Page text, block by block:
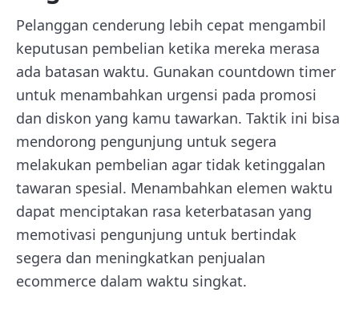
Pelanggan cenderung lebih cepat mengambil
keputusan pembelian ketika mereka merasa
ada batasan waktu. Gunakan countdown timer
untuk menambahkan urgensi pada promosi
dan diskon yang kamu tawarkan. Taktik ini bisa
mendorong pengunjung untuk segera
melakukan pembelian agar tidak ketinggalan
tawaran spesial. Menambahkan elemen waktu
dapat menciptakan rasa keterbatasan yang
memotivasi pengunjung untuk bertindak
segera dan meningkatkan penjualan
ecommerce dalam waktu singkat.